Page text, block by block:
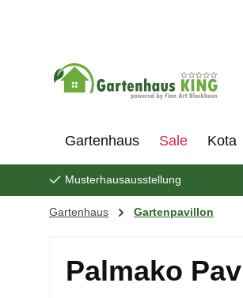
Gartenhaus Sale Kota
Musterhausausstellung
Gartenhaus Gartenpavillon
Palmako